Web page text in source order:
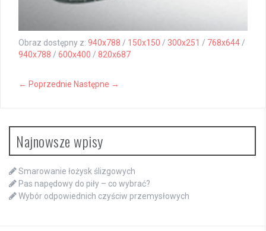
Obraz dostępny z: 940x788 / 150x150 / 300x251 / 768x644 /
940x788 / 600x400 / 820x687
← Poprzednie Następne →
Najnowsze wpisy
Smarowanie łożysk ślizgowych
Pas napędowy do piły – co wybrać?
Wybór odpowiednich czyściw przemysłowych